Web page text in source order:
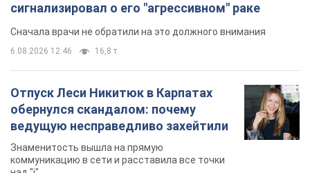
сигнализировал о его "агрессивном" раке
Сначала врачи не обратили на это должного внимания
6.08.2026 12:46 16,8 т.
Отпуск Леси Никитюк в Карпатах
обернулся скандалом: почему
ведущую несправедливо захейтили
Знаменитость вышла на прямую
коммуникацию в сети и расставила все точки